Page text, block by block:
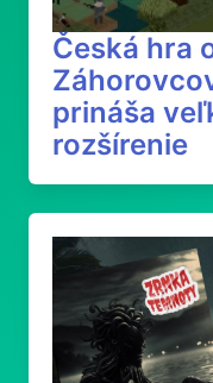
Česká hra
prináša
rozšírenie